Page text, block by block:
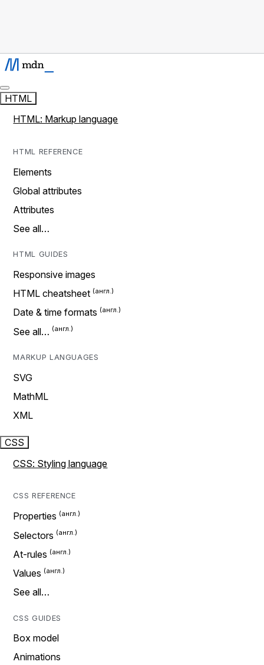
HTML
HTML: Markup language
HTML REFERENCE
Elements
Global attributes
Attributes
See all…
HTML GUIDES
Responsive images
HTML cheatsheet
Date & time formats
See all…
MARKUP LANGUAGES
SVG
MathML
XML
CSS
CSS: Styling language
CSS REFERENCE
Properties
Selectors
At-rules
Values
See all…
CSS GUIDES
Box model
Animations